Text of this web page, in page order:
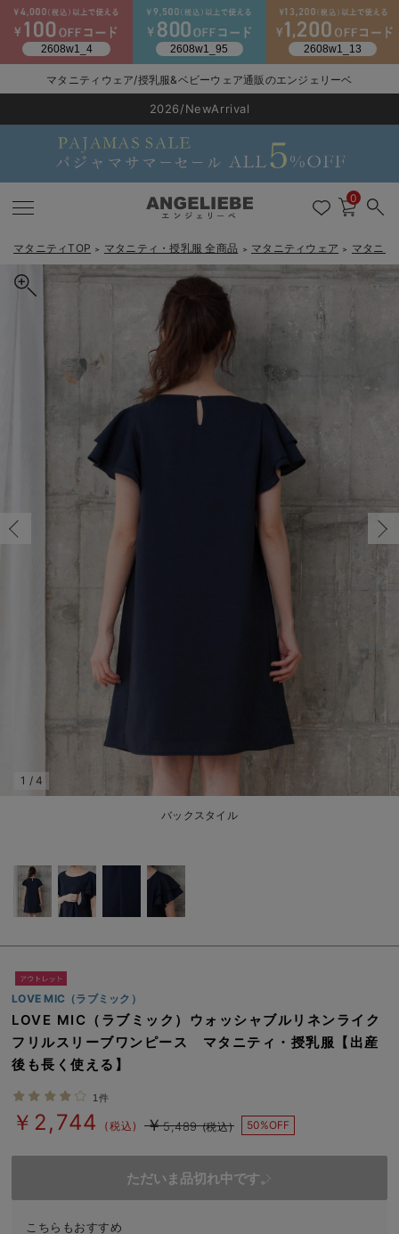
戻る
マタニティ ワンピース
マタニティ スカート
マタニティ トップス
マタニティ アウター（コート）・ママコート
戻る
マタニティ 下着・インナー全て
妊婦帯・腹帯・産前ガードル
マタニティ 授乳 キャミソール
産褥ショーツ
骨盤・マタニティベルト （妊娠中・産後）
産後 ガードル インナー
戻る
授乳ワンピース
戻る
マタニティ スーツ
マタニティ オフィス 通勤服
マタニティ ドレス（結婚式・お呼ばれ）
マタニティ フォーマル パンツ・ボトムス
戻る
妊婦用 抱き枕・授乳クッション
戻る
マタニティストッキング・タイツ
戻る
妊娠線クリーム
戻る
【アウトレット】ワンピース
【アウトレット】トップス・授乳トップス
【アウトレット】ボトムス
【アウトレット】パジャマ
【アウトレット】インナー
戻る
見えてもカワイイ
コットン素材
冷房対策
Tシャツブラ
快適機能ウェア特集 トップス
快適機能ウェア特集 ボトムス
快適機能ウェア特集 パジャマ
ハレの日に着るANGELIEBEのセレモニー
買って正解！高評価レビューアイテム
親子コーデ｜ママとベビーにおすすめ！
Gift Selection 出産祝い
戻る
再入荷｜インナー
戻る
送料無料アイテム全て
ワンピース
パンツ
戻る
ブラキャミ おまとめ
MAX55%OFF ブラック
戻る
【37周年祭セール】
【37周年祭セール】
戻る
気温差別オススメア
【15℃】3月下旬～
戻る
動きやすく着回しで
戻る
強撚スムース(コス
戻る
マタニティウェア
【おまとめ割】パジ
戻る
こだわりの履き心地
カジュアル
レギンス
戻る
ジャケット派
きれいめスカート派
セットアップ派
戻る
出産準備応援割全て
マタニティパジャマ
ベビー
戻る
【オフィスカジュア
戻る
レギンスタイプ
戻る
【フォーマル】ワン
【フォーマル】トッ
戻る
【ベビー】長袖
【ベビー】グッズ
戻る
ハンカチ
コンビ肌着
戻る
快適ウェア10%OFF
戻る
春のマタニティワン
セットアップ・ レイ
Iライン ・タイトシ
ワーク・オフィス
フォーマル / オケー
あったかアイテム｜
戻る
Gift Selection 出産
〜3,000円（税込）
〜10,000円（税込）
女の子におススメの
男の子におススメの
もらって嬉しいギフト
かわいくておもしろ
長く使えるアイテム
戻る
冬の冷え対策インナ
薄くてあったか
腹巻・ひざ上パンツ
レギンス・タイツ
カップ付きインナー
あったか度◎
裏起毛素材
戻る
入院準備の持ち物チ
入院してすぐ使うグ
産後に使うグッズ
戻る
冬のあったか特集全て
【冬のあったか特集
【冬のあったか特集
マタニティウェア/授乳服&ベビーウェア通販のエンジェリーベ
2026/NewArrival
送料495円(一部地域を除く) 7,700円以上で送料無料
LINE お友達登録で500円OFF click
0
マタニティTOP ＞ マタニティ・授乳服 全商品 ＞ マタニティウェア ＞ マタニテ
バックスタイル
1 /4
LOVE MIC（ラブミック）
LOVE MIC（ラブミック）ウォッシャブルリネンライク
フリルスリーブワンピース マタニティ・授乳服【出産
後も長く使える】
1件
￥5,489 (税込)
￥2,744 (税込) 50%OFF
ただいま品切れ中です。
こちらもおすすめ